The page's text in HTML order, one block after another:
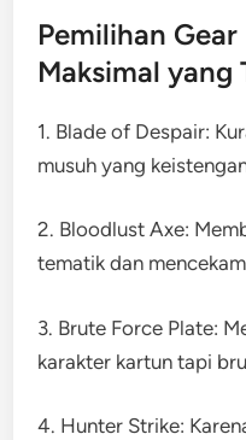
Pemilihan
Maksimal yang
1. Blade of Despair:
musuh yang
2. Bloodlust Axe:
tematik dan
3. Brute Force Plate:
karakter kartun tapi
4. Hunter Strike: